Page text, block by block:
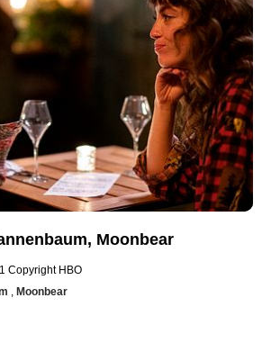
Moonbear
Copyright HBO
, Moonbear